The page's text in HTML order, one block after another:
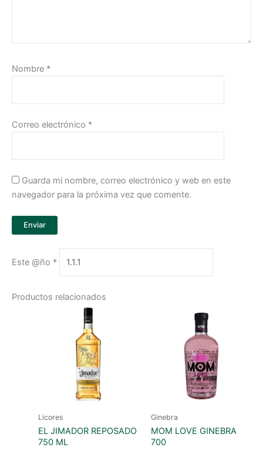
Nombre *
Correo electrónico *
Guarda mi nombre, correo electrónico y web en este
navegador para la próxima vez que comente.
Este @ño *
Productos relacionados
Licores
EL JIMADOR REPOSADO
750 ML
Ginebra
MOM LOVE GINEBRA
700